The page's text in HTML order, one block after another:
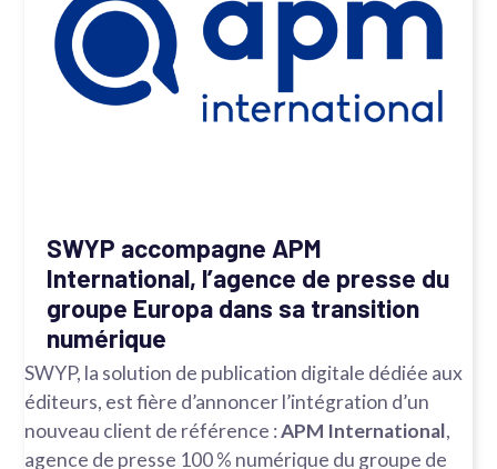
SWYP accompagne APM
International, l’agence de presse du
groupe Europa dans sa transition
numérique
SWYP, la solution de publication digitale dédiée aux
éditeurs, est fière d’annoncer l’intégration d’un
nouveau client de référence :APM International,
agence de presse 100 % numérique du groupe de